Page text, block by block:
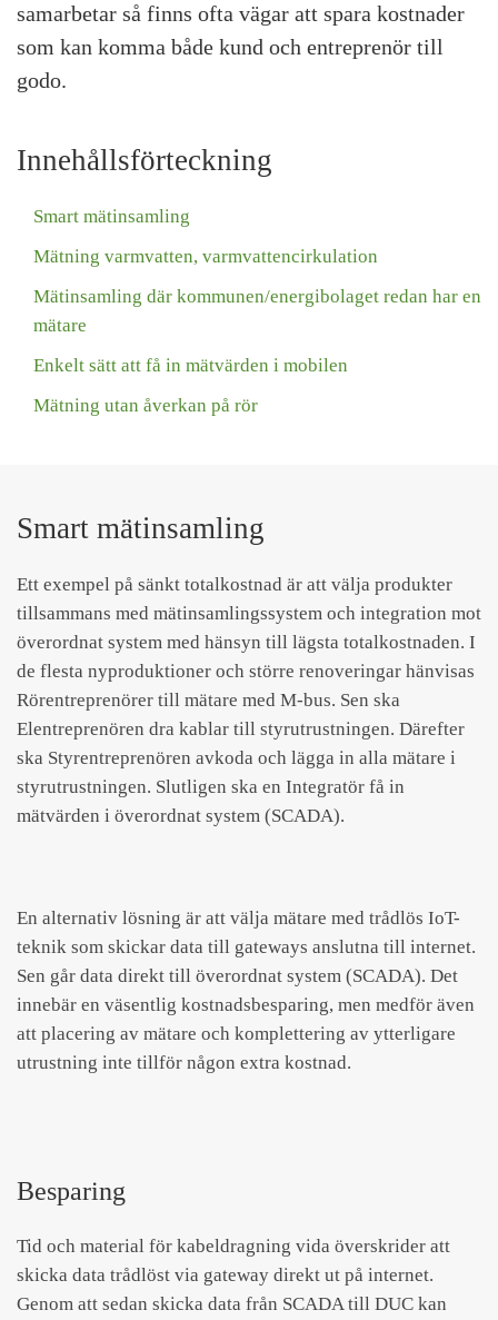
samarbetar så finns ofta vägar att spara kostnader
som kan komma både kund och entreprenör till
godo.
Innehållsförteckning
Smart mätinsamling
Mätning varmvatten, varmvattencirkulation
Mätinsamling där kommunen/energibolaget redan har en
mätare
Enkelt sätt att få in mätvärden i mobilen
Mätning utan åverkan på rör
Smart mätinsamling
Ett exempel på sänkt totalkostnad är att välja produkter
tillsammans med mätinsamlingssystem och integration mot
överordnat system med hänsyn till lägsta totalkostnaden. I
de flesta nyproduktioner och större renoveringar hänvisas
Rörentreprenörer till mätare med M-bus. Sen ska
Elentreprenören dra kablar till styrutrustningen. Därefter
ska Styrentreprenören avkoda och lägga in alla mätare i
styrutrustningen. Slutligen ska en Integratör få in
mätvärden i överordnat system (SCADA).
En alternativ lösning är att välja mätare med trådlös IoT-
teknik som skickar data till gateways anslutna till internet.
Sen går data direkt till överordnat system (SCADA). Det
innebär en väsentlig kostnadsbesparing, men medför även
att placering av mätare och komplettering av ytterligare
utrustning inte tillför någon extra kostnad.
Besparing
Tid och material för kabeldragning vida överskrider att
skicka data trådlöst via gateway direkt ut på internet.
Genom att sedan skicka data från SCADA till DUC kan